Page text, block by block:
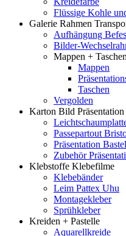
Flüssige Kohle
Galerie Rahmen
Aufhängung
Bilder-
Mappen + Taschen
Mappen
Taschen
Vergolden
Karton Bild Präsentation
Passepartout
Präsentation
Zubehör
Klebstoffe Klebefilme
Klebebänder
Leim Pattex Uhu
Montagekleber
Sprühkleber
Kreiden + Pastelle
Aquarellkreide